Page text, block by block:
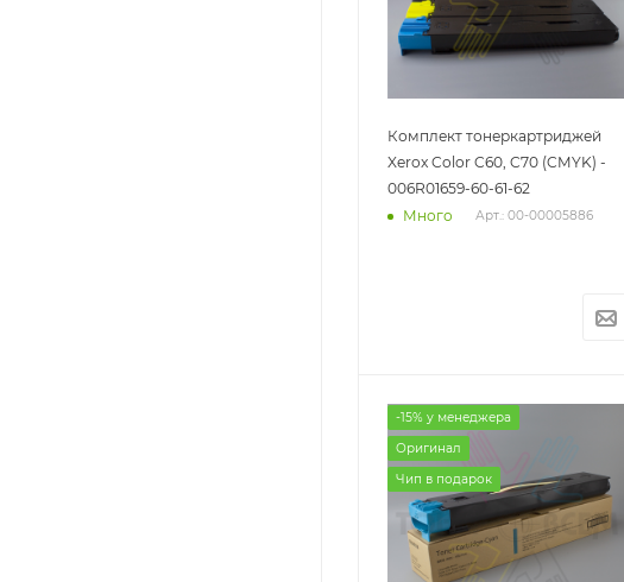
Комплект тонеркартриджей
Xerox Color C60, C70 (CMYK) -
006R01659-60-61-62
Много
Арт.: 00-00005886
-15% у менеджера
Оригинал
Чип в подарок